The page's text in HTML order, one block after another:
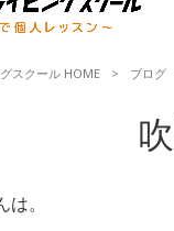
スクール HOME > ブログ
。